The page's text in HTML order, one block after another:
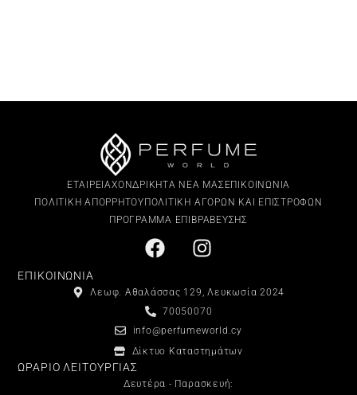
ΕΤΑΙΡΕΙΑΧΟΝΔΡΙΚΗΤΑ ΝΕΑ ΜΑΣ ΕΠΙΚΟΙΝΩΝΙΑ
ΠΟΛΙΤΙΚΗ ΑΠΟΡΡΗΤΟΥΠΟΛΙΤΙΚΗ ΑΓΟΡΩΝ ΚΑΙ ΕΠΙΣΤΡΟΦΩΝ
ΠΡΟΓΡΑΜΜΑ ΕΠΙΒΡΑΒΕΥΣΗΣ
ΕΠΙΚΟΙΝΩΝΙΑ
Λεωφ. Αθαλάσσας 129, Λευκωσία 2024
70050070
info@perfumeworld.cy
Δίκτυο Καταστημάτων
ΩΡΑΡΙΟ ΛΕΙΤΟΥΡΓΙΑΣ
Δευτέρα - Παρασκευή: